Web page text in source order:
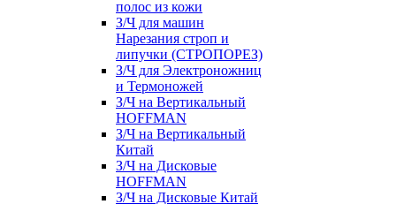
полос из кожи
З/Ч для машин
Нарезания строп и
липучки (СТРОПОРЕЗ)
З/Ч для Электроножниц
и Термоножей
З/Ч на Вертикальный
HOFFMAN
З/Ч на Вертикальный
Китай
З/Ч на Дисковые
HOFFMAN
З/Ч на Дисковые Китай